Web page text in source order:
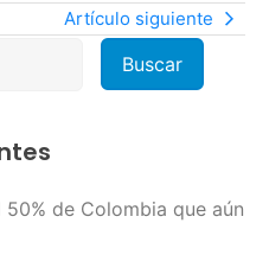
Artículo siguiente
de Colombia que aún